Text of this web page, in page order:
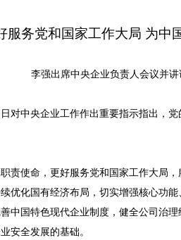
服务党和国家工作大局 为中
李强出席中央企业负责人会议并讲
对中央企业工作作出重要指示指出，
责使命，更好服务党和国家工作大局
优化国有经济布局，切实增强核心功
中国特色现代企业制度，健全公司治
安全发展的基础。